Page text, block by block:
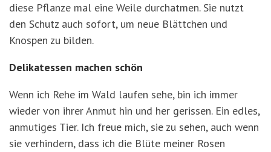
diese Pflanze mal eine Weile durchatmen. Sie nutzt
den Schutz auch sofort, um neue Blättchen und
Knospen zu bilden.
Delikatessen machen schön
Wenn ich Rehe im Wald laufen sehe, bin ich immer
wieder von ihrer Anmut hin und her gerissen. Ein edles,
anmutiges Tier. Ich freue mich, sie zu sehen, auch wenn
sie verhindern, dass ich die Blüte meiner Rosen